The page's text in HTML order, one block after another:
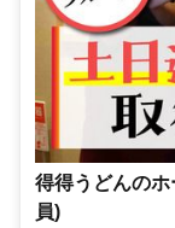
得得うどんの
員)